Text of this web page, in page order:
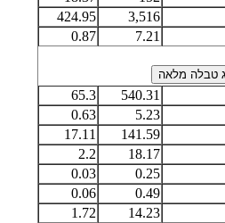
3,516
424.95
7.21
0.87
540.31
65.3
5.23
0.63
141.59
17.11
18.17
2.2
0.25
0.03
0.49
0.06
14.23
1.72